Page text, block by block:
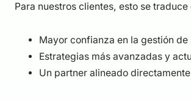
Para nuestros clientes, esto se traduce
Mayor confianza en la gestión de
Estrategias más avanzadas y
Un partner alineado